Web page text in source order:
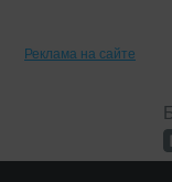
Реклама на сайте